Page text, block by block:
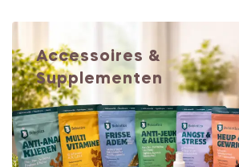
Accessoires &
Supplementen